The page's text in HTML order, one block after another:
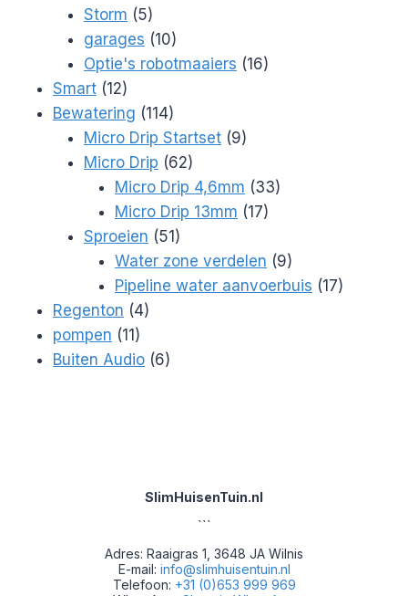
Storm 55
producten
garages 1010
producten
Optie's robotmaaiers 1616
Smart 1212
producten
Bewatering 114114
producten
Micro Drip Startset 99
Micro Drip 6262
producten
Micro Drip 4,6mm 3333
Micro Drip 13mm 1717
Sproeien 5151
producten
Water zone verdelen 99
producten
Pipeline water aanvoerbuis 1717
Regenton 44
pompen 1111
producten
Buiten Audio 66
SlimHuisenTuin.nl
```
Adres: Raaigras 1, 3648 JA Wilnis
E-mail: info@slimhuisentuin.nl
Telefoon: +31 (0)653 999 969